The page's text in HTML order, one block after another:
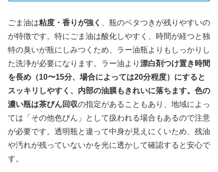
ごま油は粘度・香りが強く
、瓶のベタつきが残りやすいの
が特徴です。特にごま油は酸化しやすく、時間が経つと独
特の臭いが瓶にしみつくため、ラー油瓶よりもしっかりし
た洗浄が必要になります。ラー油より 漂白剤つけ置き時間
を長め（10〜15分、場合によっては20分程度） にすると
スッキリしやすく、内部の油膜もきれいに落ちます。色の
濃い瓶は茶びん回収の指定があることもあり、地域によっ
ては「その他色びん」として扱われる場合もあるので注意
が必要です。透明瓶と違って中身が見えにくいため、残油
や汚れが残っていないかを光に透かして確認すると安心で
す。